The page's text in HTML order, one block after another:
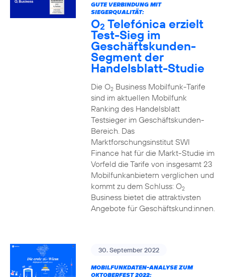
GUTE VERBINDUNG MIT
SIEGERQUALITÄT:
O2 Telefónica erzielt
Test-Sieg im
Geschäftskunden-
Segment der
Handelsblatt-Studie
Die O2Business Mobilfunk-Tarife
sind im aktuellen Mobilfunk
Ranking des Handelsblatt
Testsieger im Geschäftskunden-
Bereich. Das
Marktforschungsinstitut SWI
Finance hat für die Markt-Studie im
Vorfeld die Tarife von insgesamt 23
Mobilfunkanbietern verglichen und
kommt zu dem Schluss: O2
Business bietet die attraktivsten
Angebote für Geschäftskund:innen.
30. September 2022
MOBILFUNKDATEN-ANALYSE ZUM
OKTOBERFEST 2022: